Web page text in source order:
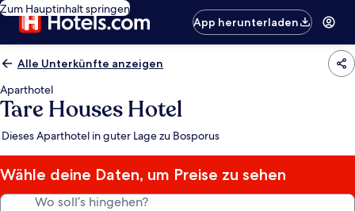
Zum Hauptinhalt springen
App herunterladen
Alle Unterkünfte anzeigen
Aparthotel
Tare Houses Hotel
Dieses Aparthotel in guter Lage zu Bosporus
Wähle deine Daten, um Preise zu sehen
Wo soll’s hingehen?